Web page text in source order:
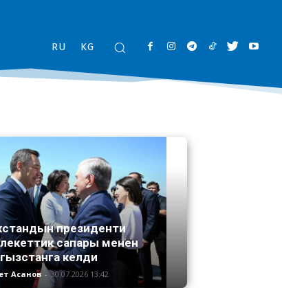
RU KG
президенти
сапары менен
келди
Асанов - 30.07.2026 13:42